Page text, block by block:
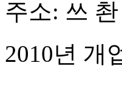
주소: 쓰
2010년 개